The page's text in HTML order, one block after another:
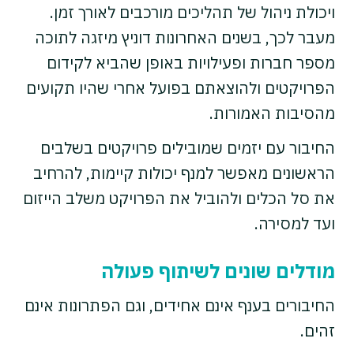
ויכולת ניהול של תהליכים מורכבים לאורך זמן.
מעבר לכך, בשנים האחרונות דוניץ מיזגה לתוכה
מספר חברות ופעילויות באופן שהביא לקידום
הפרויקטים ולהוצאתם בפועל אחרי שהיו תקועים
מהסיבות האמורות.
החיבור עם יזמים שמובילים פרויקטים בשלבים
הראשונים מאפשר למנף יכולות קיימות, להרחיב
את סל הכלים ולהוביל את הפרויקט משלב הייזום
ועד למסירה.
מודלים שונים לשיתוף פעולה
החיבורים בענף אינם אחידים, וגם הפתרונות אינם
זהים.